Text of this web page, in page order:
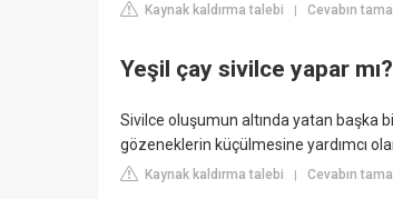
Kaynak kaldırma talebi | Cevabın
Yeşil çay sivilce yapar mı?
Sivilce oluşumun altında yatan başka
gözeneklerin küçülmesine yardımcı
Kaynak kaldırma talebi | Cevabın